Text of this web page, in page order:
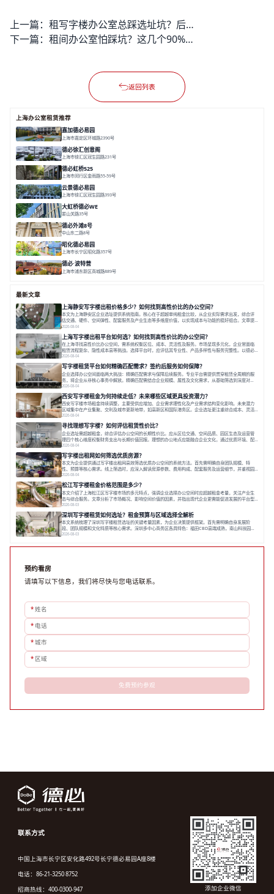
上一篇：
租写字楼办公室总踩选址坑？后续运营成本还能控住吗？
下一篇：
租间办公室怕踩坑？这几个90%的人忽略的问题一定要先弄清楚！
返回列表
上海办公室租赁推荐
嘉加德必易园
上海市嘉定区环城路2390号
德必徐汇创意阁
上海市徐汇区冠生园路231号
德必虹桥525
上海市闵行区金雨路55-59号
云景德必易园
上海市徐汇区冠生园路393号
大虹桥德必WE
娄山关路35号
德必外滩8号
中山东二路8号
昭化德必易园
上海市长宁区昭化路357号
德必·波特营
上海市浦东新区商城路889号
最新文章
上海静安写字楼出租价格多少？如何找到高性价比的办公空间？
本文为上海静安区企业选址提供系统指南。核心在于超越单纯租金比较，从企业实际需求出发，综合评
估交通、硬件、空间弹性、配套服务及产业生态等多维度价值，以实现成本与功能的挺好组合。文章提
出打破固定工位思维，采用精装灵活空间与共享配套以提升性价比，并通过不同规模企业的实际案例加
以说明。之后指出，专业运营服务商提供的稳定环境、社群活动与产业集聚等增值服务，是很大化空间
价值、助力企业成长的关键。对于许多在
2026-08-04
上海写字楼出租平台如何选？如何找到高性价比的办公空间？
在上海寻找高性价比办公空间，需系统权衡区位、成本、灵活性及服务。市场呈现多元化，企业常面临
租赁流程复杂、隐性成本高等挑战。选择平台时，应评估其专业性、产品多样性与服务完整性。以德必
为例，其提供从空间到生态的解决方案，通过特色园区、灵活产品和丰富配套，满足不同企业需求。企
业应明确自身需求，实地考察，选择能支持长期发展、提升竞争力的办公空间。在上海寻找合适的办公
空间，对于企业行政负责人、中小企业主
2026-08-04
写字楼租赁平台如何精确匹配需求？签约后服务如何保障？
企业选择办公空间面临两大挑战：精确匹配需求与保障后续服务。专业平台需提供贯穿租赁全周期的服
务，将企业从非核心事务中解放。精确匹配需结合企业规模、属性及文化需求，从基础筛选到深度对
接；签约后则需构建覆盖硬件运维、共享配套及专业物业的全周期保障体系。德必集团通过标准化服务
与个性化运营结合，以全国布局和产业生态圈为企业提供稳定支持，体现了从信息撮合到深度服务的能
力转变。在为企业寻找办公空间的过程中，
2026-08-04
西安写字楼租金为何持续走低？未来哪些区域更具投资潜力？
西安写字楼市场租金持续调整，主要受供应增加、企业需求理性化及产业需求结构变化影响。未来潜力
区域集中在产业集聚、交利及城市更新地带，如高新区和国际港务区。企业选址更注重综合成本、灵活
性与员工体验，倾向于提供全包式服务的办公空间。专业运营方通过空间优化与社群服务，助力企业成
长，推动市场向多元化、高性价比方向发展。近年来，西安写字楼市场呈现出租金持续调整的态势，这
一现象引发了的广泛关注。作为西部重要
2026-08-04
寻找理想写字楼？如何评估租赁性价比？
企业选址需超越租金，综合评估办公空间的长期性价比。应从区位交通、空间品质、园区生态及运营管
理四个核心维度权衡财务支出与长期价值回报。理想的办公地点应能融合企业文化，通过优质环境、配
套服务及社群资源赋能业务增长，实现成本与价值的平衡。对于许多正在成长或寻求稳定发展的企业而
言，寻找一处合适的办公空间是一项至关重要的决策。这不仅关系到团队的日常工作效率与协作氛围，
更直接影响着企业的品牌形象、运营成本
2026-08-04
写字楼出租网如何筛选优质房源？
本文为企业提供通过写字楼出租网高效筛选优质办公空间的系统方法。首先需明确自身团队规模、特
性、预算等核心需求。线上筛选时，应深入解读房源参数、费用构成、配套服务及运营细节，并重视园
区产业生态与交通区位价值。同时，需考察运营方的品牌背景与持续服务能力。完成线上初选后，必须
进行线下实地验证，核对空间实景、测试设施、感受园区氛围并确认合同条款，从而做出精确决策。在
数字化时代，写字楼出租网已成为企业寻找
2026-08-04
松江写字楼租金价格范围是多少？
本文介绍了上海松江区写字楼市场的多元特点，强调企业选择办公空间时应超越租金考量，关注产业生
态与综合服务。文章分析了市场概况、影响空间价值的因素，并指出现代企业更需能促进发展的平台型
空间。之后，以德必集团为例，说明运营方如何通过构建服务生态助力企业成长，建议企业系统评估需
求与长期价值，选择匹配的发展载体。对于许多寻求在上海松江区设立或扩展办公空间的企业而言，了
解该区域的写字楼市场概况是决策的首先
2026-08-03
深圳写字楼租赁如何选址？租金预算与区域选择全解析
本文系统梳理了深圳写字楼租赁选址的关键考量因素，为企业决策提供框架。首先需明确自身发展阶
段、团队规模和文化特质等核心需求。深圳多中心商务区各具特色：福田CBD高端成熟，南山科技园创
新活力强，前海具政策优势。除传统写字楼外，创意产业园注重生态与社群，适合文创、科技类企业。
款。选址是综合性战略决策，旨在让办公
2026-08-03
预约看房
请填写以下信息，我们将尽快与您电话联系。
*姓名
* 电话
*城市
* 区域
免费预约参观
联系方式
中国上海市长宁区安化路492号长宁德必易园A座8楼
电话：86-21-3250 8752
招商热线：400-0300-947
添加企业微信